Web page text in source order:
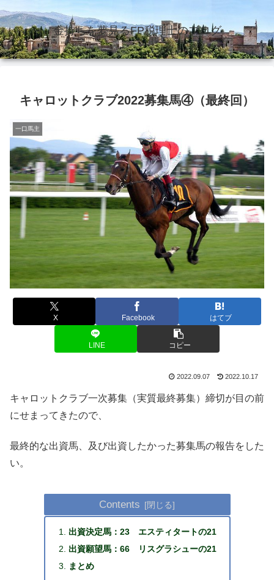
金持ちを夢見るFP税理士のブログ
キャロットクラブ2022募集馬④（最終回）
一口馬主
X Facebook はてブ
LINE コピー
2022.09.07 2022.10.17
キャロットクラブ一次募集（実質最終募集）締切が目の前
にせまってきたので、
最終的な出資馬、及び出資したかった募集馬の報告をした
い。
Contents
出資決定馬：23 エスティタートの21
出資願望馬：66 リスグラシューの21
まとめ